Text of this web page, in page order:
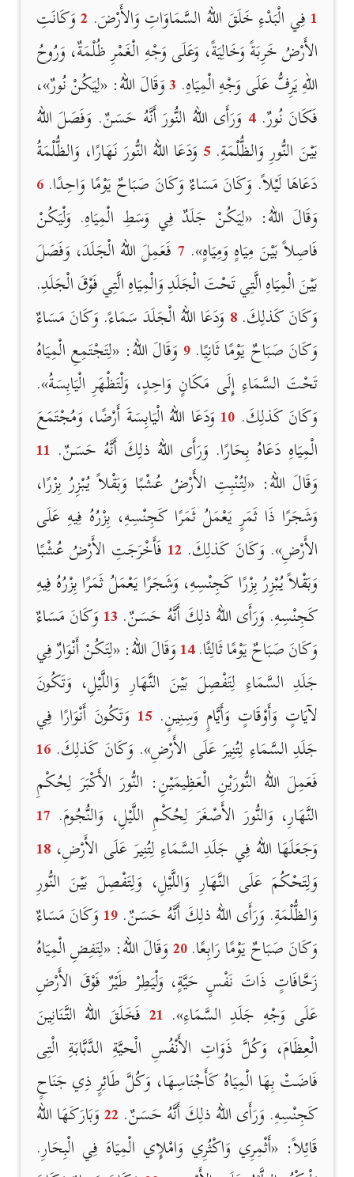
1فِي الْبَدْءِ خَلَقَ اللهُ السَّمَاوَاتِ وَالأَرْضَ. 2وَكَانَتِ
الأَرْضُ خَرِبَةً وَخَالِيَةً، وَعَلَى وَجْهِ الْغَمْرِ ظُلْمَةٌ، وَرُوحُ
اللهِ يَرِفُّ عَلَى وَجْهِ الْمِيَاهِ. 3وَقَالَ اللهُ: «لِيَكُنْ نُورٌ»،
فَكَانَ نُورٌ.4 وَرَأَى اللهُ النُّورَ أَنَّهُ حَسَنٌ. وَفَصَلَ اللهُ
بَيْنَ النُّورِ وَالظُّلْمَةِ.5 وَدَعَا اللهُ النُّورَ نَهَارًا، وَالظُّلْمَةُ
دَعَاهَا لَيْلاً. وَكَانَ مَسَاءٌ وَكَانَ صَبَاحٌ يَوْمًا وَاحِدًا.6
وَقَالَ اللهُ: «لِيَكُنْ جَلَدٌ فِي وَسَطِ الْمِيَاهِ. وَلْيَكُنْ
فَاصِلاً بَيْنَ مِيَاهٍ وَمِيَاهٍ». 7 فَعَمِلَ اللهُ الْجَلَدَ، وَفَصَلَ
بَيْنَ الْمِيَاهِ الَّتِي تَحْتَ الْجَلَدِ وَالْمِيَاهِ الَّتِي فَوْقَ الْجَلَدِ.
وَكَانَ كَذلِكَ.8 وَدَعَا اللهُ الْجَلَدَ سَمَاءً. وَكَانَ مَسَاءٌ
وَكَانَ صَبَاحٌ يَوْمًا ثَانِيًا.9 وَقَالَ اللهُ: «لِتَجْتَمِعِ الْمِيَاهُ
تَحْتَ السَّمَاءِ إِلَى مَكَانٍ وَاحِدٍ، وَلْتَظْهَرِ الْيَابِسَةُ».
وَكَانَ كَذلِكَ. 10 وَدَعَا اللهُ الْيَابِسَةَ أَرْضًا، وَمُجْتَمَعَ
الْمِيَاهِ دَعَاهُ بِحَارًا. وَرَأَى اللهُ ذلِكَ أَنَّهُ حَسَنٌ. 11
وَقَالَ اللهُ: «لِتُنْبِتِ الأَرْضُ عُشْبًا وَبَقْلاً يُبْزِرُ بِزْرًا،
وَشَجَرًا ذَا ثَمَرٍ يَعْمَلُ ثَمَرًا كَجِنْسِهِ، بِزْرُهُ فِيهِ عَلَى
الأَرْضِ». وَكَانَ كَذلِكَ. 12 فَأَخْرَجَتِ الأَرْضُ عُشْبًا
وَبَقْلاً يُبْزِرُ بِزْرًا كَجِنْسِهِ، وَشَجَرًا يَعْمَلُ ثَمَرًا بِزْرُهُ فِيهِ
كَجِنْسِهِ. وَرَأَى اللهُ ذلِكَ أَنَّهُ حَسَنٌ. 13وَكَانَ مَسَاءٌ
وَكَانَ صَبَاحٌ يَوْمًا ثَالِثًا.14وَقَالَ اللهُ: «لِتَكُنْ أَنْوَارٌ فِي
جَلَدِ السَّمَاءِ لِتَفْصِلَ بَيْنَ النَّهَارِ وَاللَّيْلِ، وَتَكُونَ
لآيَاتٍ وَأَوْقَاتٍ وَأَيَّامٍ وَسِنِينٍ.15 وَتَكُونَ أَنْوَارًا فِي
جَلَدِ السَّمَاءِ لِتُنِيرَ عَلَى الأَرْضِ». وَكَانَ كَذلِكَ.16
فَعَمِلَ اللهُ النُّورَيْنِ الْعَظِيمَيْنِ: النُّورَ الأَكْبَرَ لِحُكْمِ
النَّهَارِ، وَالنُّورَ الأَصْغَرَ لِحُكْمِ اللَّيْلِ، وَالنُّجُومَ. 17
وَجَعَلَهَا اللهُ فِي جَلَدِ السَّمَاءِ لِتُنِيرَ عَلَى الأَرْضِ،18
وَلِتَحْكُمَ عَلَى النَّهَارِ وَاللَّيْلِ، وَلِتَفْصِلَ بَيْنَ النُّورِ
وَالظُّلْمَةِ. وَرَأَى اللهُ ذلِكَ أَنَّهُ حَسَنٌ.19وَكَانَ مَسَاءٌ
وَكَانَ صَبَاحٌ يَوْمًا رَابِعًا.20وَقَالَ اللهُ: «لِتَفِضِ الْمِيَاهُ
زَحَّافَاتٍ ذَاتَ نَفْسٍ حَيَّةٍ، وَلْيَطِرْ طَيْرٌ فَوْقَ الأَرْضِ
عَلَى وَجْهِ جَلَدِ السَّمَاءِ». 21 فَخَلَقَ اللهُ التَّنَانِينَ
الْعِظَامَ، وَكُلَّ ذَوَاتِ الأَنْفُسِ الْحيَّةِ الدَّبَّابَةِ الْتِى
فَاضَتْ بِهَا الْمِيَاهُ كَأَجْنَاسِهَا، وَكُلَّ طَائِرٍ ذِي جَنَاحٍ
كَجِنْسِهِ. وَرَأَى اللهُ ذلِكَ أَنَّهُ حَسَنٌ.22وَبَارَكَهَا اللهُ
قَائِلاً: «أَثْمِرِي وَاكْثُرِي وَامْلإِي الْمِيَاهَ فِي الْبِحَارِ.